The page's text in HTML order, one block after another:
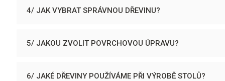
4/ JAK VYBRAT SPRÁVNOU DŘEVINU?
5/ JAKOU ZVOLIT POVRCHOVOU ÚPRAVU?
6/ JAKÉ DŘEVINY POUŽÍVÁME PŘI VÝROBĚ STOLŮ?